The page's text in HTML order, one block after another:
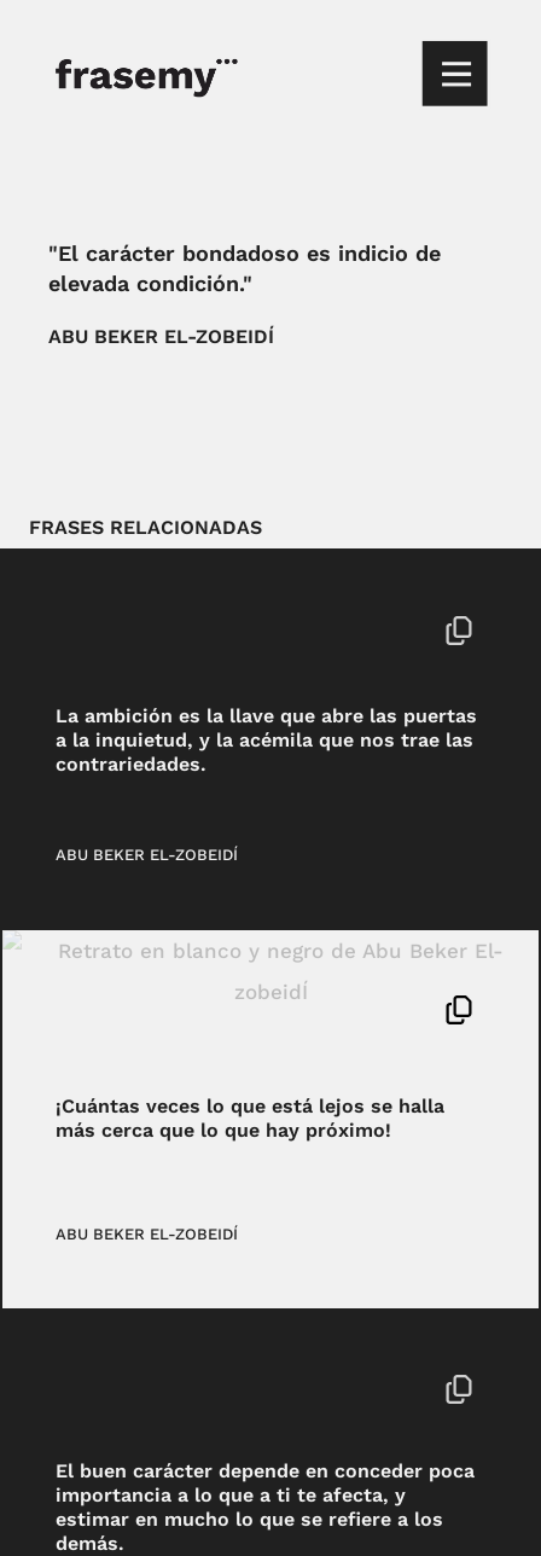
"El carácter bondadoso es indicio de
elevada condición."
ABU BEKER EL-ZOBEIDÍ
FRASES RELACIONADAS
La ambición es la llave que abre las puertas
a la inquietud, y la acémila que nos trae las
contrariedades.
ABU BEKER EL-ZOBEIDÍ
¡Cuántas veces lo que está lejos se halla
más cerca que lo que hay próximo!
ABU BEKER EL-ZOBEIDÍ
El buen carácter depende en conceder poca
importancia a lo que a ti te afecta, y
estimar en mucho lo que se refiere a los
demás.